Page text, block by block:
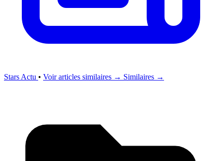
Stars Actu • Voir articles similaires → Similaires →